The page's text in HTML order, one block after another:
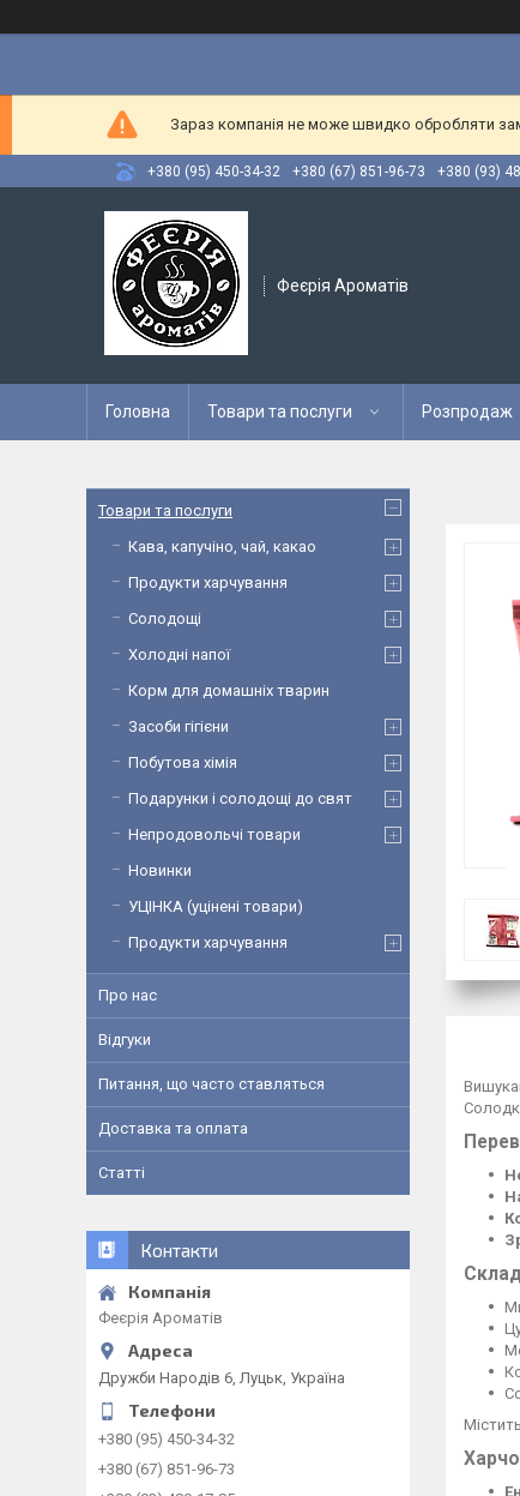
Зараз компанія не може швидко обробляти
+380 (95) 450-34-32 +380 (67) 851-96-73 +380 (93)
Феєрія Ароматів
Головна Товари та послуги Розпродаж
Містить
Товари та послуги
Кава, капучіно, чай, какао
Продукти харчування
Солодощі
Холодні напої
Корм для домашніх тварин
Засоби гігієни
Побутова хімія
Подарунки і солодощі до свят
Непродовольчі товари
Новинки
УЦІНКА (уцінені товари)
Продукти харчування
Про нас
Відгуки
Питання, що часто ставляться
Доставка та оплата
Статті
Контакти
Феєрія Ароматів
Дружби Народів 6, Луцьк, Україна
+380 (95) 450-34-32
+380 (67) 851-96-73